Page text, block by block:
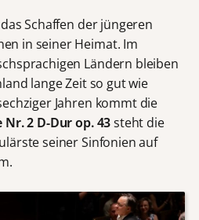
Schaffen der jüngeren
in seiner Heimat. Im
Ländern bleiben
lange Zeit so gut wie
Jahren kommt die
Nr. 2 D-Dur op. 43steht die
seiner Sinfonien auf